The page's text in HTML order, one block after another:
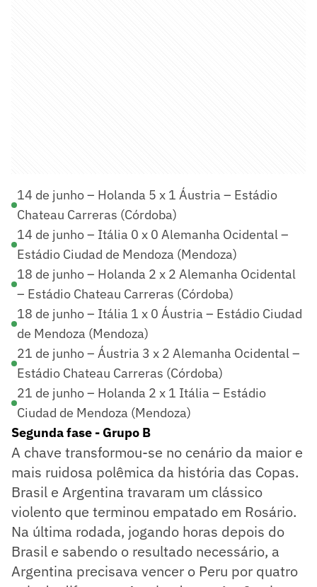
14 de junho – Holanda 5 x 1 Áustria – Estádio
Chateau Carreras (Córdoba)
14 de junho – Itália 0 x 0 Alemanha Ocidental –
Estádio Ciudad de Mendoza (Mendoza)
18 de junho – Holanda 2 x 2 Alemanha Ocidental
– Estádio Chateau Carreras (Córdoba)
18 de junho – Itália 1 x 0 Áustria – Estádio Ciudad
de Mendoza (Mendoza)
21 de junho – Áustria 3 x 2 Alemanha Ocidental –
Estádio Chateau Carreras (Córdoba)
21 de junho – Holanda 2 x 1 Itália – Estádio
Ciudad de Mendoza (Mendoza)
Segunda fase - Grupo B
A chave transformou-se no cenário da maior e
mais ruidosa polêmica da história das Copas.
Brasil e Argentina travaram um clássico
violento que terminou empatado em Rosário.
Na última rodada, jogando horas depois do
Brasil e sabendo o resultado necessário, a
Argentina precisava vencer o Peru por quatro